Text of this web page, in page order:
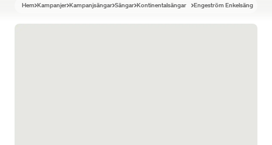
Hem Kampanjer Kampanjsängar Sängar Kontinentalsängar Engeström Enkelsäng